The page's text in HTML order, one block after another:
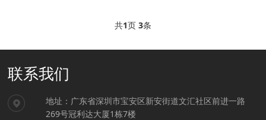
共1页 3条
联系我们
地址：广东省深圳市宝安区新安街道文汇社区前进一路
269号冠利达大厦1栋7楼